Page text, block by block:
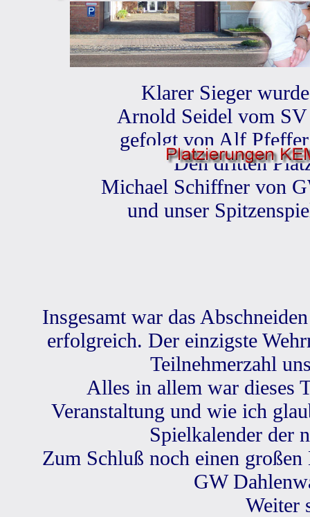
Klarer Sieger
Arnold Seidel vom
gefolgt von Alf
Den dritten
Michael Schiffner von
und unser
Insgesamt war das
erfolgreich. Der einzigste
Teilnehmerzahl
Alles in allem war dieses
Veranstaltung und wie ich
Spielkalender der
Zum Schluß noch einen
GW
Weiter